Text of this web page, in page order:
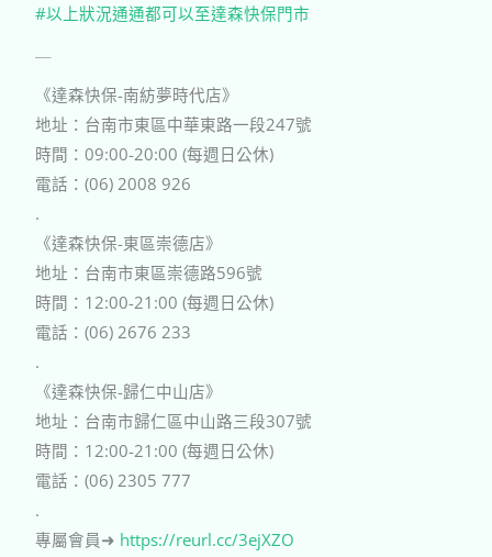
#以上狀況通通都可以至達森快保門市
￣
《達森快保-南紡夢時代店》
地址：台南市東區中華東路一段247號
時間：09:00-20:00 (每週日公休)
電話：(06) 2008 926
.
《達森快保-東區崇德店》
地址：台南市東區崇德路596號
時間：12:00-21:00 (每週日公休)
電話：(06) 2676 233
.
《達森快保-歸仁中山店》
地址：台南市歸仁區中山路三段307號
時間：12:00-21:00 (每週日公休)
電話：(06) 2305 777
.
專屬會員➜ https://reurl.cc/3ejXZO